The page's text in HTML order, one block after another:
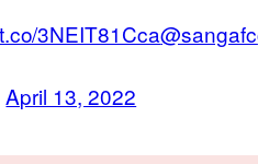
3NEIT81Cca@sangafc
April 13, 2022